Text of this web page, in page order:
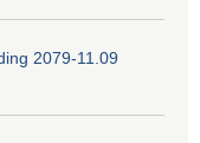
2079-11.09